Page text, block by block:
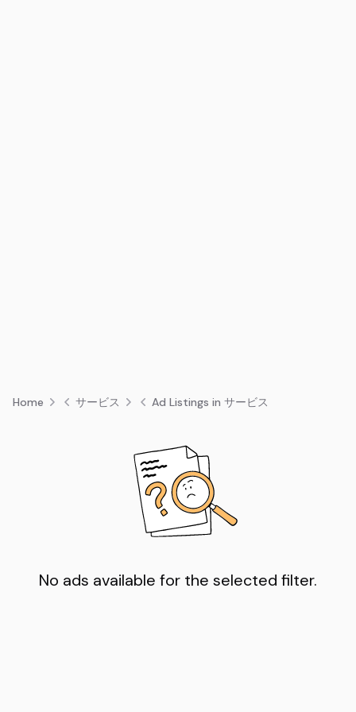
Home サービス Ad Listings in サービス
No ads available for the selected filter.